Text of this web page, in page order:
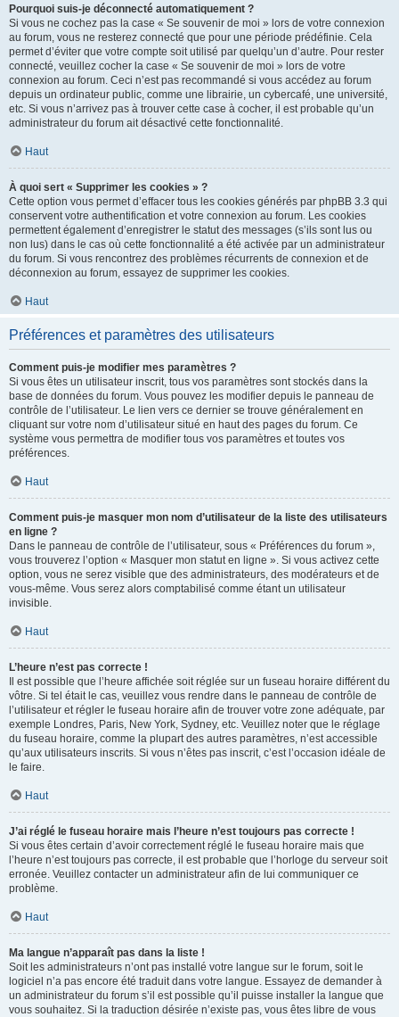
Pourquoi suis-je déconnecté automatiquement ?
Si vous ne cochez pas la case « Se souvenir de moi » lors de votre connexion
au forum, vous ne resterez connecté que pour une période prédéfinie. Cela
permet d’éviter que votre compte soit utilisé par quelqu’un d’autre. Pour rester
connecté, veuillez cocher la case « Se souvenir de moi » lors de votre
connexion au forum. Ceci n’est pas recommandé si vous accédez au forum
depuis un ordinateur public, comme une librairie, un cybercafé, une université,
etc. Si vous n’arrivez pas à trouver cette case à cocher, il est probable qu’un
administrateur du forum ait désactivé cette fonctionnalité.
Haut
À quoi sert « Supprimer les cookies » ?
Cette option vous permet d’effacer tous les cookies générés par phpBB 3.3 qui
conservent votre authentification et votre connexion au forum. Les cookies
permettent également d’enregistrer le statut des messages (s’ils sont lus ou
non lus) dans le cas où cette fonctionnalité a été activée par un administrateur
du forum. Si vous rencontrez des problèmes récurrents de connexion et de
déconnexion au forum, essayez de supprimer les cookies.
Haut
Préférences et paramètres des utilisateurs
Comment puis-je modifier mes paramètres ?
Si vous êtes un utilisateur inscrit, tous vos paramètres sont stockés dans la
base de données du forum. Vous pouvez les modifier depuis le panneau de
contrôle de l’utilisateur. Le lien vers ce dernier se trouve généralement en
cliquant sur votre nom d’utilisateur situé en haut des pages du forum. Ce
système vous permettra de modifier tous vos paramètres et toutes vos
préférences.
Haut
Comment puis-je masquer mon nom d’utilisateur de la liste des utilisateurs
en ligne ?
Dans le panneau de contrôle de l’utilisateur, sous « Préférences du forum »,
vous trouverez l’option « Masquer mon statut en ligne ». Si vous activez cette
option, vous ne serez visible que des administrateurs, des modérateurs et de
vous-même. Vous serez alors comptabilisé comme étant un utilisateur
invisible.
Haut
L’heure n’est pas correcte !
Il est possible que l’heure affichée soit réglée sur un fuseau horaire différent du
vôtre. Si tel était le cas, veuillez vous rendre dans le panneau de contrôle de
l’utilisateur et régler le fuseau horaire afin de trouver votre zone adéquate, par
exemple Londres, Paris, New York, Sydney, etc. Veuillez noter que le réglage
du fuseau horaire, comme la plupart des autres paramètres, n’est accessible
qu’aux utilisateurs inscrits. Si vous n’êtes pas inscrit, c’est l’occasion idéale de
le faire.
Haut
J’ai réglé le fuseau horaire mais l’heure n’est toujours pas correcte !
Si vous êtes certain d’avoir correctement réglé le fuseau horaire mais que
l’heure n’est toujours pas correcte, il est probable que l’horloge du serveur soit
erronée. Veuillez contacter un administrateur afin de lui communiquer ce
problème.
Haut
Ma langue n’apparaît pas dans la liste !
Soit les administrateurs n’ont pas installé votre langue sur le forum, soit le
logiciel n’a pas encore été traduit dans votre langue. Essayez de demander à
un administrateur du forum s’il est possible qu’il puisse installer la langue que
vous souhaitez. Si la traduction désirée n’existe pas, vous êtes libre de vous